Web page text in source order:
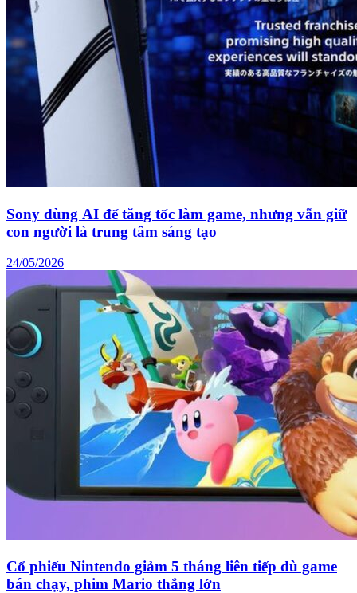
Sony dùng AI để tăng tốc làm game, nhưng vẫn giữ
con người là trung tâm sáng tạo
24/05/2026
Cổ phiếu Nintendo giảm 5 tháng liên tiếp dù game
bán chạy, phim Mario thắng lớn